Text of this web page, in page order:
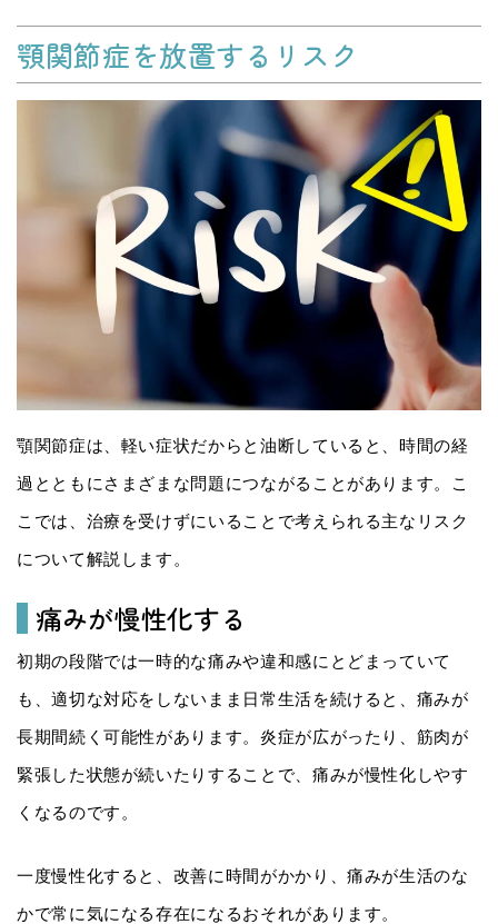
顎関節症を放置するリスク
顎関節症は、軽い症状だからと油断していると、時間の経
過とともにさまざまな問題につながることがあります。こ
こでは、治療を受けずにいることで考えられる主なリスク
について解説します。
痛みが慢性化する
初期の段階では一時的な痛みや違和感にとどまっていて
も、適切な対応をしないまま日常生活を続けると、痛みが
長期間続く可能性があります。炎症が広がったり、筋肉が
緊張した状態が続いたりすることで、痛みが慢性化しやす
くなるのです。
一度慢性化すると、改善に時間がかかり、痛みが生活のな
かで常に気になる存在になるおそれがあります。